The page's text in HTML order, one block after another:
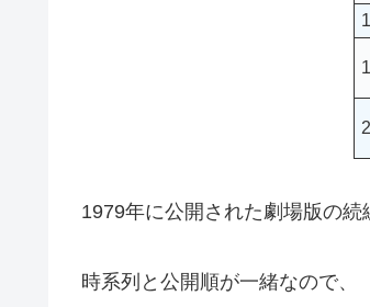
1979年に公開された劇場版の続
時系列と公開順が一緒なので、